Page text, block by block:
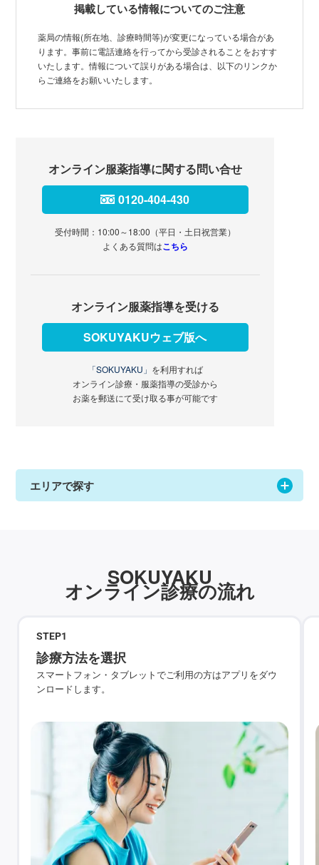
掲載している情報についてのご注意
薬局の情報(所在地、診療時間等)が変更になっている場合があ
ります。事前に電話連絡を行ってから受診されることをおすす
いたします。情報について誤りがある場合は、以下のリンクか
らご連絡をお願いいたします。
オンライン服薬指導に関する問い合せ
0120-404-430
受付時間：10:00～18:00（平日・土日祝営業）
よくある質問はこちら
オンライン服薬指導を受ける
SOKUYAKUウェブ版へ
「SOKUYAKU」 を利用すれば
オンライン診療・服薬指導の受診から
お薬を郵送にて受け取る事が可能です
エリアで探す
SOKUYAKU
オンライン診療の流れ
STEP1
診療方法を選択
スマートフォン・タブレットでご利用の方はアプリをダウ
ンロードします。